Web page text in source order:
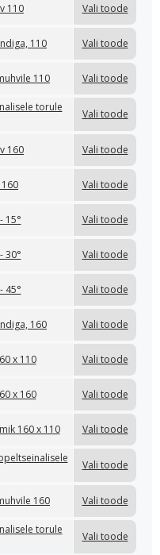
110 Vali toode
110 Vali toode
110 Vali toode
torule
Vali toode
160 Vali toode
160 Vali toode
15° Vali toode
30° Vali toode
45° Vali toode
160 Vali toode
x 110 Vali toode
x 160 Vali toode
160 x 110 Vali toode
Vali toode
160 Vali toode
torule
Vali toode